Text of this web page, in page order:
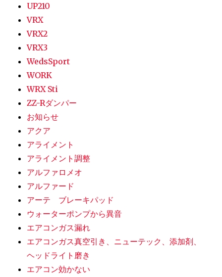
UP210
VRX
VRX2
VRX3
WedsSport
WORK
WRX Sti
ZZ-Rダンパー
お知らせ
アクア
アライメント
アライメント調整
アルファロメオ
アルファード
アーテ ブレーキパッド
ウォーターポンプから異音
エアコンガス漏れ
エアコンガス真空引き、ニューテック、添加剤、
ヘッドライト磨き
エアコン効かない